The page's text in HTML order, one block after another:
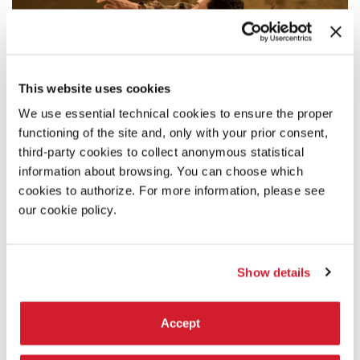
This website uses cookies
We use essential technical cookies to ensure the proper
functioning of the site and, only with your prior consent,
third-party cookies to collect anonymous statistical
information about browsing. You can choose which
cookies to authorize. For more information, please see
our cookie policy.
Show details
Accept
FRANCESCA FOSCARINI - VOCAZIONE